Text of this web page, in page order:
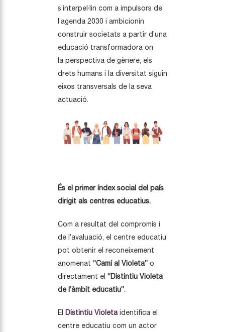
s’interpel·lin com a impulsors de
l’agenda 2030 i ambicionin
construir societats a partir d’una
educació transformadora on
la perspectiva de gènere, els
drets humans i la diversitat siguin
eixos transversals de la seva
actuació.
És el primer índex social del país
dirigit als centres educatius.
Com a resultat del compromís i
de l’avaluació, el centre educatiu
pot obtenir el reconeixement
anomenat “Camí al Violeta” o
directament el “Distintiu Violeta
de l’àmbit educatiu”.
El Distintiu Violetaidentifica el
centre educatiu com un actor